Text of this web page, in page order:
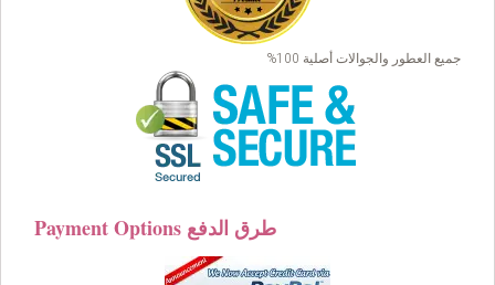
جميع العطور والجوالات أصلية 100%
Payment Options طرق الدفع